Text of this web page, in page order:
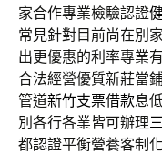
家合作專業檢驗認證
常見針對目前尚在別
出更優惠的利率專業
合法經營優質新莊當
管道新竹支票借款息
別各行各業皆可辦理
都認證平衡營養客制